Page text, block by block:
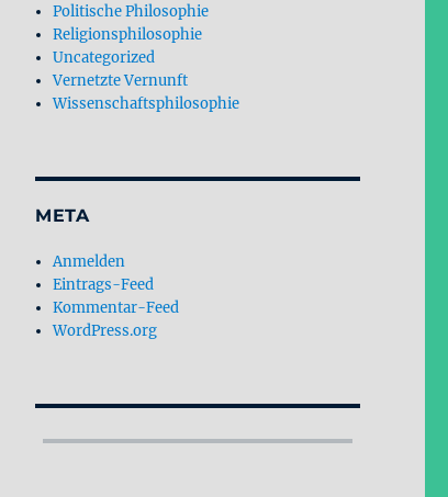
Politische Philosophie
Religionsphilosophie
Uncategorized
Vernetzte Vernunft
Wissenschaftsphilosophie
META
Anmelden
Eintrags-Feed
Kommentar-Feed
WordPress.org